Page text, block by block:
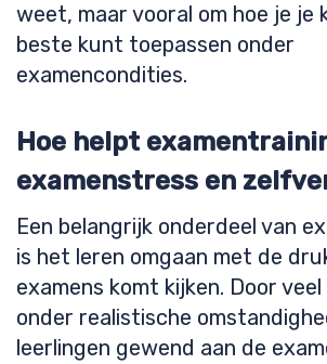
weet, maar vooral om hoe je je
beste kunt toepassen onder
examencondities.
Hoe helpt
examenstress en
Een belangrijk onderdeel van
is het leren omgaan met de
examens komt kijken. Door
onder realistische
leerlingen gewend aan de